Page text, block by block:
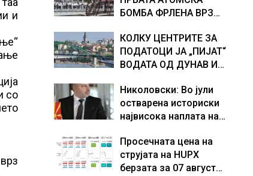
и
со
БОМБА ФРЛЕНА ВРЗ
ШТО НАПРАВИВМЕ“,
како дел од екипажот
во авионот „Енола Геј“ и
бомбардирањето го
доживуваа овој настан
што го промени текот
КОЛКУ ЦЕНТРИТЕ ЗА
ПОДАТОЦИ ЈА „ПИЈАТ“
ВОДАТА ОД ДУНАВ И
Германија е лидер во
Европа по бројот на
изградени центри за
Николовски: Во јули
остварена историски
највисока наплата на
милијарди денари –
изградивме систем што
испорачува резултати
Просечната цена на
струјата на HUPX
берзата за 07 август